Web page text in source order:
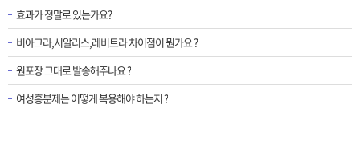
효과가 정말로 있는가요?
비아그라,시알리스,레비트라 차이점이 뭔가요 ?
원포장 그대로 발송해주나요 ?
여성흥분제는 어떻게 복용해야 하는지 ?